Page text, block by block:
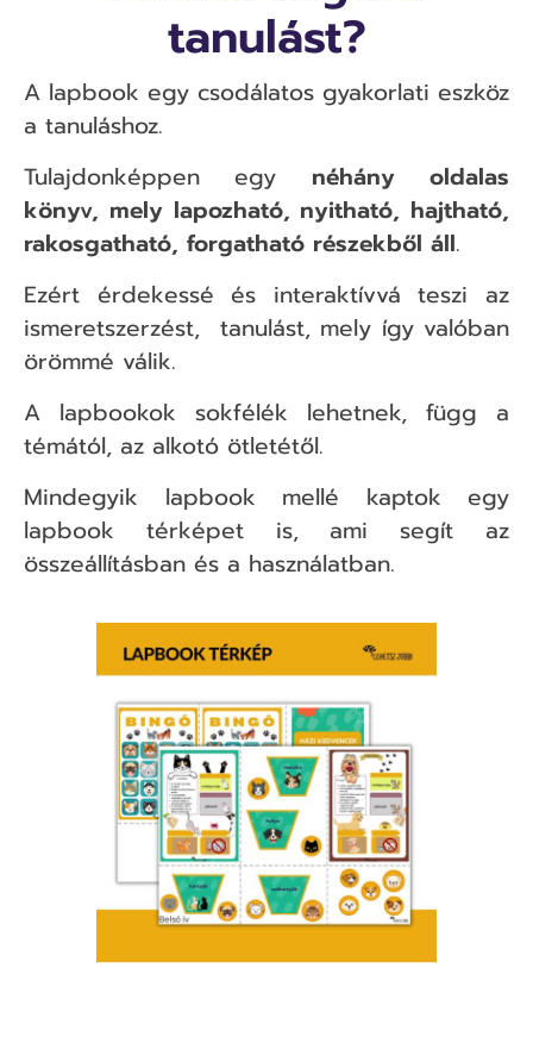
tanulást?
A lapbook egy csodálatos gyakorlati eszköz
a tanuláshoz.
Tulajdonképpen egy néhány oldalas
könyv, mely lapozható, nyitható, hajtható,
rakosgatható, forgatható részekből áll.
Ezért érdekessé és interaktívvá teszi az
ismeretszerzést, tanulást, mely így valóban
örömmé válik.
A lapbookok sokfélék lehetnek, függ a
témától, az alkotó ötletétől.
Mindegyik lapbook mellé kaptok egy
lapbook térképet is, ami segít az
összeállításban és a használatban.